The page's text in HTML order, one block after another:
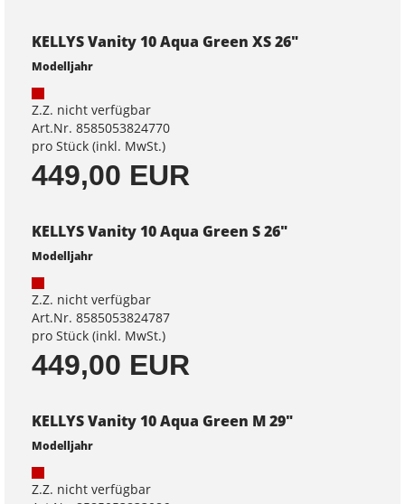
KELLYS Vanity 10 Aqua Green XS 26"
Modelljahr
Z.Z. nicht verfügbar
Art.Nr. 8585053824770
pro Stück (inkl. MwSt.)
449,00 EUR
KELLYS Vanity 10 Aqua Green S 26"
Modelljahr
Z.Z. nicht verfügbar
Art.Nr. 8585053824787
pro Stück (inkl. MwSt.)
449,00 EUR
KELLYS Vanity 10 Aqua Green M 29"
Modelljahr
Z.Z. nicht verfügbar